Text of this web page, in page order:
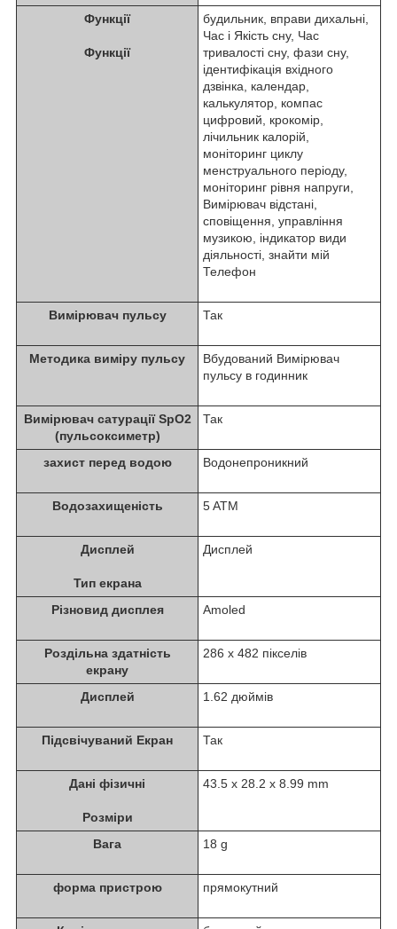
Функції
Функції
будильник, вправи дихальні,
Час i Якість сну, Час
тривалості сну, фази сну,
ідентифікація вхідного
дзвінка, календар,
калькулятор, компас
цифровий, крокомір,
лічильник калорій,
моніторинг циклу
менструального періоду,
моніторинг рівня напруги,
Вимірювач відстані,
сповіщення, управління
музикою, індикатор види
діяльності, знайти мій
Телефон
Вимірювач пульсу Так
Методика виміру пульсу
Вбудований Вимірювач
пульсу в годинник
Вимірювач сатурації SpO2
(пульсоксиметр)
Так
захист перед водою Водонепроникний
Водозахищеність 5 ATM
Дисплей
Тип екрана
Дисплей
Різновид дисплея Amoled
Роздільна здатність
екрану
286 x 482 пікселів
Дисплей 1.62 дюймів
Підсвічуваний Екран Так
Дані фізичні
Розміри
43.5 x 28.2 x 8.99 mm
Вага 18 g
форма пристрою прямокутний